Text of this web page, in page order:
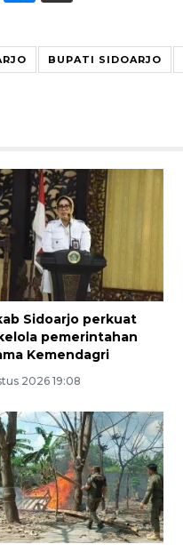
BUPATI SIDOARJO
Sidoarjo perkuat
pemerintahan
Kemendagri
2026 19:08